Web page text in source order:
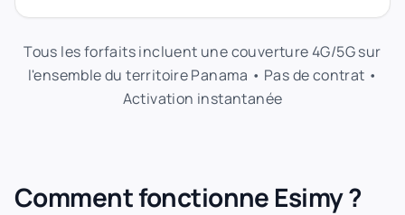
Tous les forfaits incluent une couverture 4G/5G sur
l'ensemble du territoire Panama • Pas de contrat •
Activation instantanée
Comment fonctionne Esimy ?